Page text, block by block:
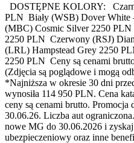
DOSTĘPNE KOLORY:
PLN Biały (WSB) Dover
(MBC) Cosmic Silver 2250
2250 PLN Czerwony (RSJ)
(LRL) Hampstead Grey 2250
2250 PLN Ceny są cenami
(Zdjęcia są poglądowe i mogą
*Najniższa w okresie 30 dni
wynosiła 114 950 PLN. Cena
ceny są cenami brutto. Promocja
30.06.26. Liczba aut
nowe MG do 30.06.2026 i
ubezpieczeniowy oraz inne